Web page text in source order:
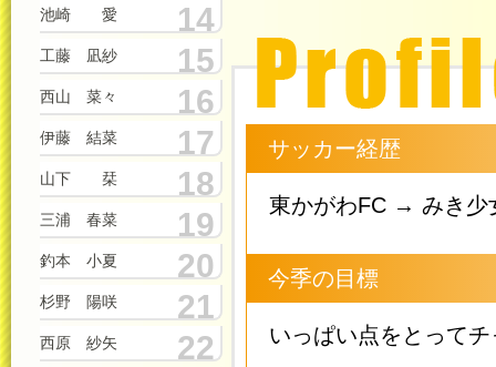
池崎 愛 14
工藤 凪紗 15
西山 菜々 16
伊藤 結菜 17
山下 栞 18
三浦 春菜 19
釣本 小夏 20
杉野 陽咲 21
西原 紗矢 22
サッカー経歴
東かがわFC → みき少
今季の目標
いっぱい点をとって